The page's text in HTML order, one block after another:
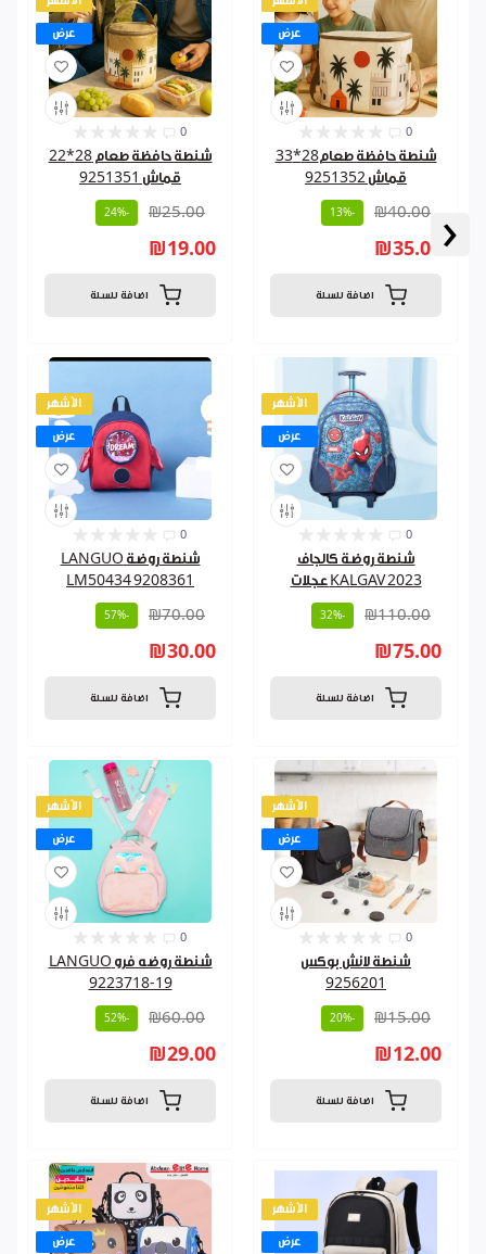
‹
عرض
0
شنطة حافظة طعام 28*22
قماش 9251351
₪25.00
-24%
₪19.00
اضافة للسلة
عرض
0
شنطة حافظة طعام28*33
قماش 9251352
₪40.00
-13%
₪35.00
اضافة للسلة
الأشهر
عرض
0
شنطة روضة LANGUO
LM50434 9208361
₪70.00
-57%
₪30.00
اضافة للسلة
الأشهر
عرض
0
شنطة روضة كالجاف
KALGAV 2023 عجلات
₪110.00
-32%
₪75.00
اضافة للسلة
الأشهر
عرض
0
شنطة روضه فرو LANGUO
9223718-19
₪60.00
-52%
₪29.00
اضافة للسلة
الأشهر
عرض
0
شنطة لانش بوكس
9256201
₪15.00
-20%
₪12.00
اضافة للسلة
الأشهر
عرض
الأشهر
عرض